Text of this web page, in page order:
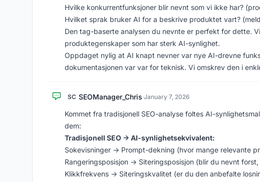
Hvilke konkurrentfunksjoner blir nevnt som vi ikke har?
Hvilket sprak bruker AI for a beskrive produktet vart?
Den tag-baserte analysen du nevnte er perfekt for dette.
produktegenskaper som har sterk AI-synlighet.
Oppdaget nylig at AI knapt nevner var nye AI-drevne
dokumentasjonen var var for teknisk. Vi omskrev den i
SC SEOManager_Chris·January 7, 2026
Kommet fra tradisjonell SEO-analyse foltes AI-
dem:
Tradisjonell SEO -> AI-synlighetsekvivalent:
Sokevisninger -> Prompt-dekning (hvor mange relevante
Rangeringsposisjon -> Siteringsposisjon (blir du nevnt
Klikkfrekvens -> Siteringskvalitet (er du den anbefalte